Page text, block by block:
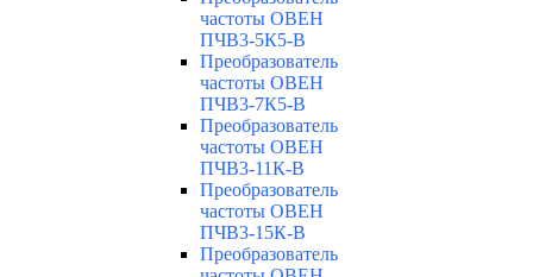
частоты ОВЕН
ПЧВ3-5К5-В
Преобразователь
частоты ОВЕН
ПЧВ3-7К5-В
Преобразователь
частоты ОВЕН
ПЧВ3-11К-В
Преобразователь
частоты ОВЕН
ПЧВ3-15К-В
Преобразователь